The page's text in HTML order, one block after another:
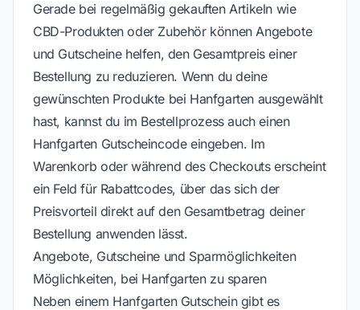
Gerade bei regelmäßig gekauften Artikeln wie
CBD-Produkten oder Zubehör können Angebote
und Gutscheine helfen, den Gesamtpreis einer
Bestellung zu reduzieren. Wenn du deine
gewünschten Produkte bei Hanfgarten ausgewählt
hast, kannst du im Bestellprozess auch einen
Hanfgarten Gutscheincode eingeben. Im
Warenkorb oder während des Checkouts erscheint
ein Feld für Rabattcodes, über das sich der
Preisvorteil direkt auf den Gesamtbetrag deiner
Bestellung anwenden lässt.
Angebote, Gutscheine und Sparmöglichkeiten
Möglichkeiten, bei Hanfgarten zu sparen
Neben einem Hanfgarten Gutschein gibt es